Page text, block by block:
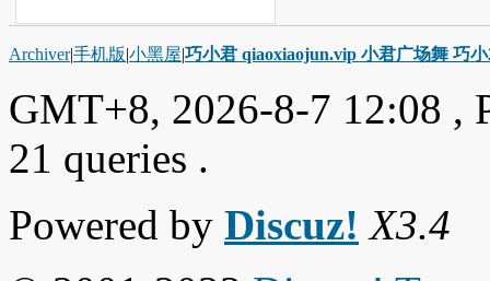
Archiver|手机版|小黑屋|巧小君 qiaoxiaojun.vip 小君广场舞 巧
GMT+8, 2026-8-7 12:08 ,
21 queries .
Powered by Discuz! X3.4